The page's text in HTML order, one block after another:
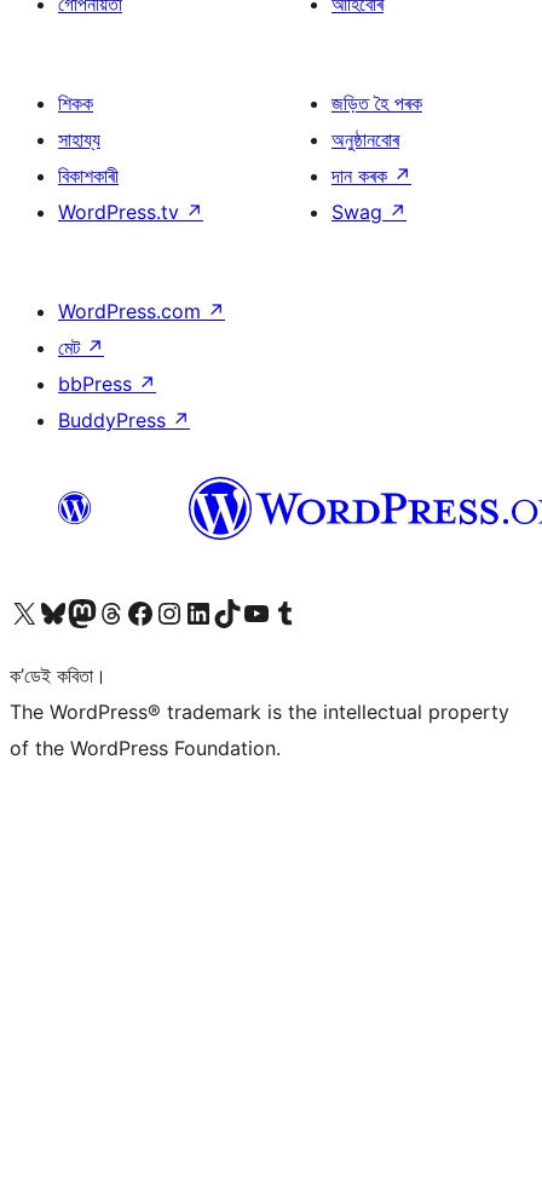
শিকক
সাহায্য
বিকাশকাৰী
WordPress.tv ↗
জড়িত হৈ পৰক
অনুষ্ঠানবোৰ
দান কৰক ↗
Swag ↗
WordPress.com ↗
মেট ↗
bbPress ↗
BuddyPress ↗
আমাৰ X (আগৰ Twitter) একাউণ্টলৈ যাওকআমাৰ Bluesky একাউণ্টলৈ যাওকআমাৰ Mastodon একাউণ্টলৈ যাওকআমাৰ Threads একাউণ্টলৈ যাওকআমাৰ Facebook পৃষ্ঠালৈ যাওকআমাৰ Instagram একাউণ্টলৈ যাওকআমাৰ LinkedIn একাউণ্টলৈ যাওকআমাৰ TikTok একাউণ্টলৈ যাওকআমাৰ YouTube চেনেললৈ যাওকআমাৰ Tumblr একাউণ্টলৈ যাওক
ক’ডেই কবিতা।
The WordPress® trademark is the intellectual property
of the WordPress Foundation.